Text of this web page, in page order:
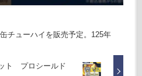
チューハイを販売予定。125年
ト プロシールド